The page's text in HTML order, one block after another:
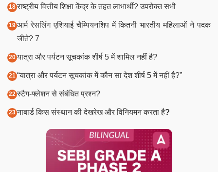
राष्ट्रीय वित्तीय शिक्षा केंद्र के तहत लाभार्थी? उपरोक्त सभी
आर्म रेसलिंग एशियाई चैम्पियनशिप में कितनी भारतीय महिलाओं ने पदक
जीते? 7
यात्रा और पर्यटन सूचकांक शीर्ष 5 में शामिल नहीं है?
“यात्रा और पर्यटन सूचकांक में कौन सा देश शीर्ष 5 में नहीं है?”
स्टैग-फ्लेशन से संबंधित प्रश्न?
नाबार्ड किस संस्थान की देखरेख और विनियमन करता है?